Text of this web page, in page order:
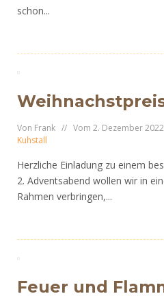
schon...
Von Frank // Vom 2. Dezember
Kuhstall
Herzliche Einladung zu einem
2. Adventsabend wollen wir in
Rahmen verbringen,...
Feuer und